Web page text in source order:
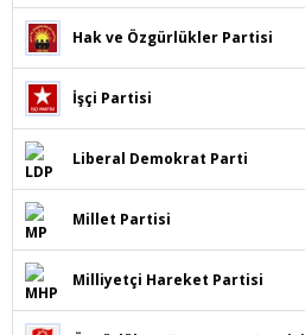
Hak ve Özgürlükler Partisi
İşçi Partisi
Liberal Demokrat Parti
Millet Partisi
Milliyetçi Hareket Partisi